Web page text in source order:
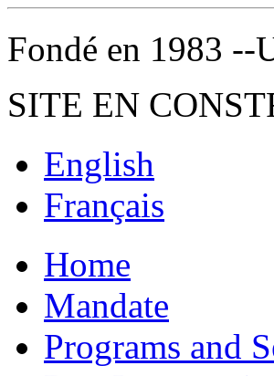
Fondé en 1983 --
SITE EN
English
Français
Home
Mandate
Programs and